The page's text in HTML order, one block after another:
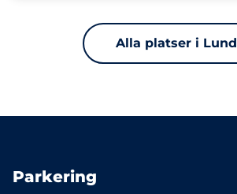
Alla platser i Lund
Parkering